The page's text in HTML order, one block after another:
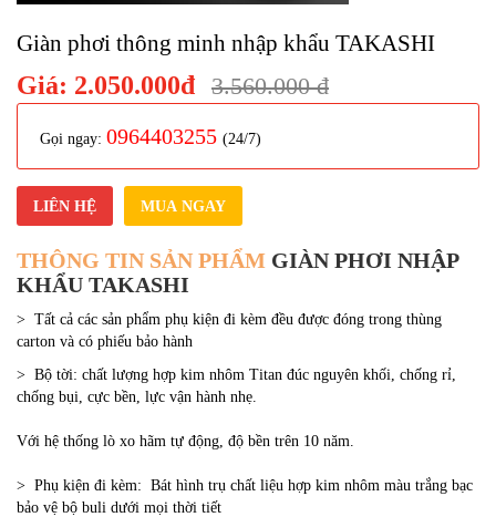
Giàn phơi thông minh nhập khẩu TAKASHI
Giá: 2.050.000đ 3.560.000 đ
Gọi ngay: 0964403255 (24/7)
LIÊN HỆ MUA NGAY
THÔNG TIN SẢN PHẨM GIÀN PHƠI NHẬP
KHẨU TAKASHI
> Tất cả các sản phẩm phụ kiện đi kèm đều được đóng trong thùng
carton và có phiếu bảo hành
> Bộ tời: chất lượng hợp kim nhôm Titan đúc nguyên khối, chống rỉ,
chống bụi, cực bền, lực vận hành nhẹ.
Với hệ thống lò xo hãm tự động, độ bền trên 10 năm.
> Phụ kiện đi kèm: Bát hình trụ chất liệu hợp kim nhôm màu trắng bạc
bảo vệ bộ buli dưới mọi thời tiết